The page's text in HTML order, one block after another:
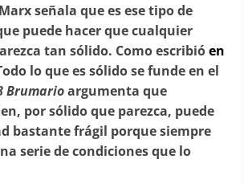
señala que es ese tipo de
puede hacer que cualquier
tan sólido. Como escribióen
lo que es sólido se funde en el
Brumarioargumenta que
por sólido que parezca, puede
bastante frágil porque siempre
serie de condiciones que lo